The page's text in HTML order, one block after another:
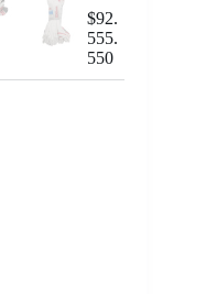
$92.
555.
550